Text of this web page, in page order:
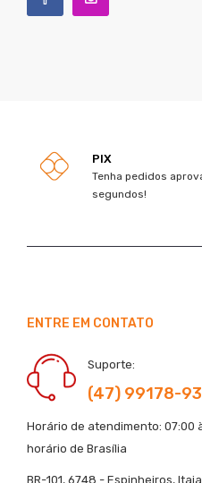
PIX
Tenha pedidos
segundos!
ENTRE EM CONTATO
Suporte:
(47) 99178-
Horário de atendimento: 07:00
horário de Brasília
BR-101, 6748 - Espinheiros,